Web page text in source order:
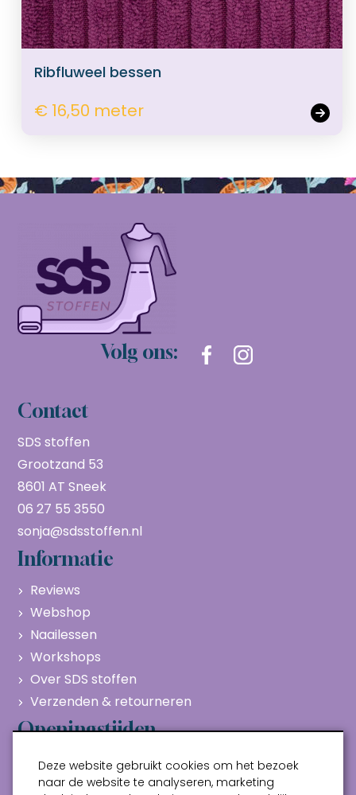
Ribfluweel bessen
€ 16,50 meter
Volg ons:
Contact
SDS stoffen
Grootzand 53
8601 AT Sneek
06 27 55 3550
sonja@sdsstoffen.nl
Informatie
Reviews
Webshop
Naailessen
Workshops
Over SDS stoffen
Verzenden & retourneren
Openingstijden
Maandag
Gesloten
Dinsdag
10:00 - 17:00
Deze website gebruikt cookies om het bezoek
naar de website te analyseren, marketing